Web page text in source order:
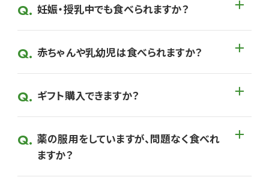
妊娠・授乳中でも食べられますか？
赤ちゃんや乳幼児は食べられますか？
ギフト購入できますか？
薬の服用をしていますが、問題なく食べれ
ますか？